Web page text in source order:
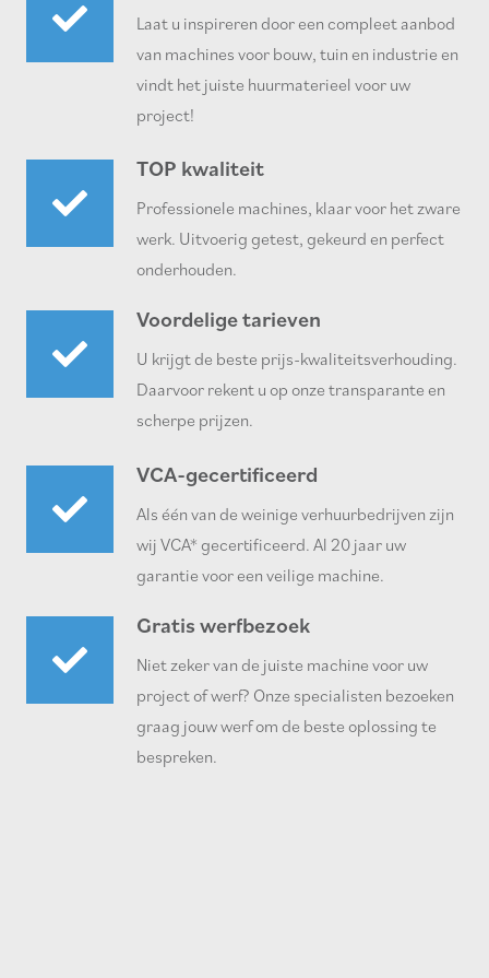
Laat u inspireren door een compleet aanbod
van machines voor bouw, tuin en industrie en
vindt het juiste huurmaterieel voor uw
project!
TOP kwaliteit
Professionele machines, klaar voor het zware
werk. Uitvoerig getest, gekeurd en perfect
onderhouden.
Voordelige tarieven
U krijgt de beste prijs-kwaliteitsverhouding.
Daarvoor rekent u op onze transparante en
scherpe prijzen.
VCA-gecertificeerd
Als één van de weinige verhuurbedrijven zijn
wij VCA* gecertificeerd. Al 20 jaar uw
garantie voor een veilige machine.
Gratis werfbezoek
Niet zeker van de juiste machine voor uw
project of werf? Onze specialisten bezoeken
graag jouw werf om de beste oplossing te
bespreken.